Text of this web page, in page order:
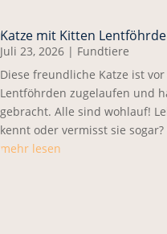
Katze mit Kitten
Juli 23, 2026 | Fundtiere
Diese freundliche Katze ist
Lentföhrden zugelaufen und
gebracht. Alle sind wohlauf!
kennt oder vermisst sie
mehr lesen